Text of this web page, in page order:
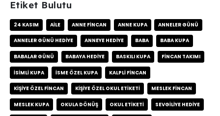
Etiket Bulutu
24 KASIM AILE ANNE FINCAN ANNE KUPA ANNELER GÜNÜ
ANNELER GÜNÜ HEDIYE ANNEYE HEDIYE BABA BABA KUPA
BABALAR GÜNÜ BABAYA HEDIYE BASKILI KUPA FINCAN TAKIMI
ISIMLI KUPA ISME ÖZEL KUPA KALPLI FINCAN
KIŞIYE ÖZEL FINCAN KIŞIYE ÖZEL OKUL ETIKETI MESLEK FINCAN
MESLEK KUPA OKULA DÖNÜŞ OKUL ETIKETI SEVGILIYE HEDIYE